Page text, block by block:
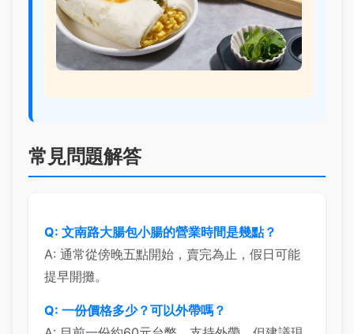
常見問題解答
Q: 文南路大腸包小腸的營業時間是幾點？
A: 通常從傍晚五點開始，賣完為止，假日可能
提早開攤。
Q: 一份價格多少？可以外帶嗎？